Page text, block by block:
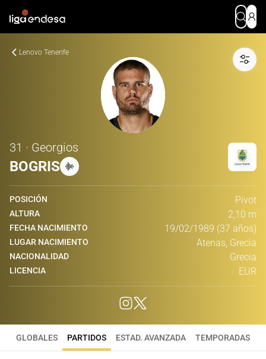
Lenovo Tenerife
31 · Georgios
BOGRIS
POSICIÓN Pívot
ALTURA 2,10 m
FECHA NACIMIENTO 19/02/1989 (37 años)
LUGAR NACIMIENTO Atenas, Grecia
NACIONALIDAD Grecia
LICENCIA EUR
GLOBALES PARTIDOS ESTAD. AVANZADA TEMPORADAS